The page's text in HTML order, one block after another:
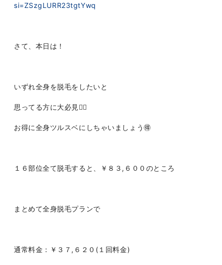
si=ZSzgLURR23tgtYwq
さて、本日は！
いずれ全身を脱毛をしたいと
思ってる方に大必見🙂‍↕️
お得に全身ツルスベにしちゃいましょう🉐
１６部位全て脱毛すると、￥８３,６００のところ
まとめて全身脱毛プランで
通常料金：￥３７,６２０(１回料金)